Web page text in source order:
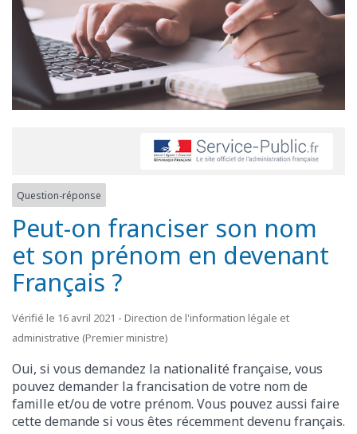
Question-réponse
Peut-on franciser son nom
et son prénom en devenant
Français ?
Vérifié le 16 avril 2021 - Direction de l'information légale et
administrative (Premier ministre)
Oui, si vous demandez la nationalité française, vous
pouvez demander la francisation de votre nom de
famille et/ou de votre prénom. Vous pouvez aussi faire
cette demande si vous êtes récemment devenu français.